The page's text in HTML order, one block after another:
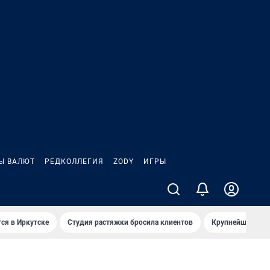
ВАЛЮТ РЕДКОЛЛЕГИЯ ZODY ИГРЫ
в Иркутске Студия растяжки бросила клиентов Крупнейшие